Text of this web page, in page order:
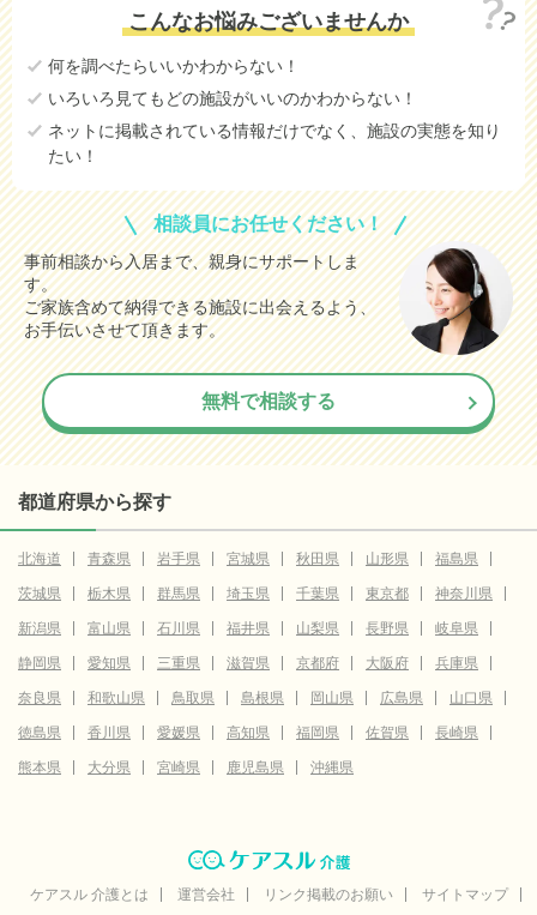
こんなお悩みございませんか
何を調べたらいいかわからない！
いろいろ見てもどの施設がいいのかわからない！
ネットに掲載されている情報だけでなく、施設の実態を知り
たい！
相談員にお任せください！
事前相談から入居まで、親身にサポートしま
す。
ご家族含めて納得できる施設に出会えるよう、
お手伝いさせて頂きます。
無料で相談する
都道府県から探す
北海道 青森県 岩手県 宮城県 秋田県 山形県
福島県
茨城県
栃木県 群馬県 埼玉県 千葉県 東京都
神奈川県
新潟県
富山県 石川県 福井県 山梨県 長野県
岐阜県
静岡県
愛知県 三重県 滋賀県 京都府 大阪府
兵庫県
奈良県
和歌山県 鳥取県 島根県 岡山県 広島県
山口県
徳島県
香川県 愛媛県 高知県 福岡県 佐賀県
長崎県
熊本県
大分県 宮崎県 鹿児島県 沖縄県
ケアスル 介護とは 運営会社 リンク掲載のお願い サイトマップ